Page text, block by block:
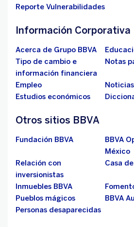
Reporte Vulnerabilidades
Información Corporativa
Acerca de Grupo BBVA
Tipo de cambio e
información financiera
Notas
Empleo
Estudios económicos
Otros sitios BBVA
Fundación BBVA
BBVA
México
Relación con
inversionistas
Casa
Inmuebles BBVA
Pueblos mágicos
BBVA
Personas desaparecidas